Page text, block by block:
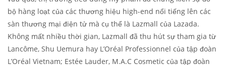
bộ hàng loạt của các thương hiệu high-end nổi tiếng lên các
sàn thương mại điện tử mà cụ thể là Lazmall của Lazada.
Không mất nhiều thời gian, Lazmall đã thu hút sự tham gia từ
Lancôme, Shu Uemura hay L’Oréal Professionnel của tập đoàn
L’Oréal Vietnam; Estée Lauder, M.A.C Cosmetic của tập đoàn